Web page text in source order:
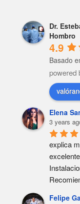
Dr.
Hombro
4.9
Basado
powered
Elena
3 years
explica
Felipe